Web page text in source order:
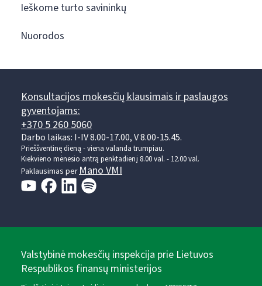
Ieškome turto savininkų
Nuorodos
Konsultacijos mokesčių klausimais ir paslaugos
gyventojams:
+370 5 260 5060
Darbo laikas: I-IV 8.00-17.00, V 8.00-15.45.
Prieššventinę dieną - viena valanda trumpiau.
Kiekvieno mėnesio antrą penktadienį 8.00 val. - 12.00 val.
Paklausimas perMano VMI
Valstybinė mokesčių inspekcija prie Lietuvos
Respublikos finansų ministerijos